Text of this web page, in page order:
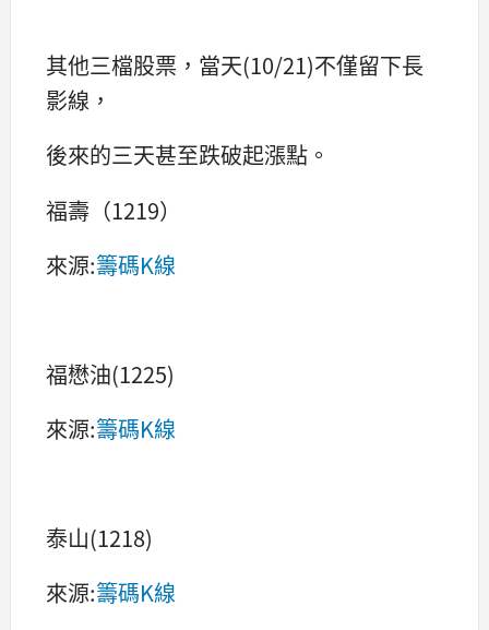
其他三檔股票，當天(10/21)不僅留下長
影線，
後來的三天甚至跌破起漲點。
福壽（1219）
來源:籌碼K線
福懋油(1225)
來源:籌碼K線
泰山(1218)
來源:籌碼K線